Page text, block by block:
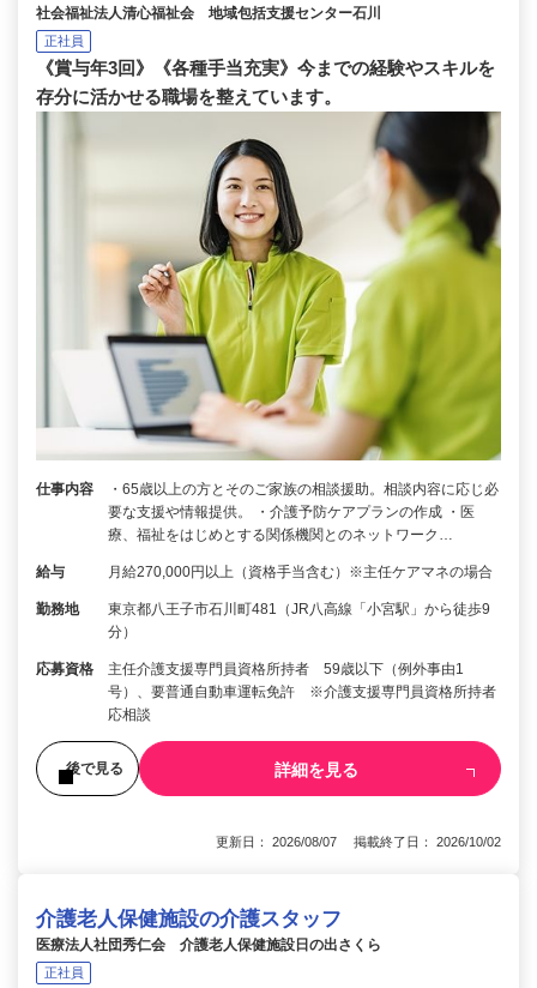
社会福祉法人清心福祉会 地域包括支援センター石川
正社員
《賞与年3回》《各種手当充実》今までの経験やスキルを
存分に活かせる職場を整えています。
仕事内容
・65歳以上の方とそのご家族の相談援助。相談内容に応じ必
要な支援や情報提供。 ・介護予防ケアプランの作成 ・医
療、福祉をはじめとする関係機関とのネットワーク…
給与 月給270,000円以上（資格手当含む）※主任ケアマネの場合
勤務地
東京都八王子市石川町481（JR八高線「小宮駅」から徒歩9
分）
応募資格
主任介護支援専門員資格所持者 59歳以下（例外事由1
号）、要普通自動車運転免許 ※介護支援専門員資格所持者
応相談
後で見る 詳細を見る
更新日： 2026/08/07 掲載終了日： 2026/10/02
介護老人保健施設の介護スタッフ
医療法人社団秀仁会 介護老人保健施設日の出さくら
正社員